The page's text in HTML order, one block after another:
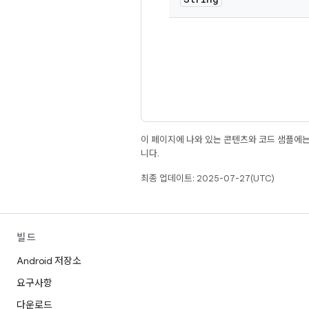
이 페이지에 나와 있는 콘텐츠와 코드 샘플에
니다.
최종 업데이트: 2025-07-27(UTC)
빌드
Android 저장소
요구사항
다운로드